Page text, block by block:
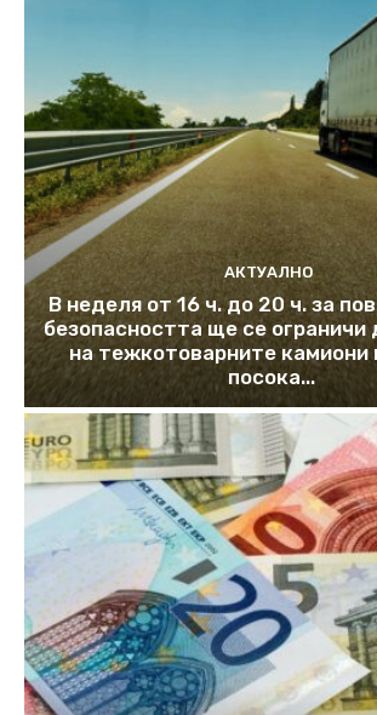
АКТУАЛНО
В неделя от 16 ч. до 20 ч. за
безопасността ще се
на тежкотоварните камиони
посока...